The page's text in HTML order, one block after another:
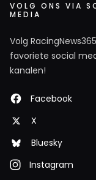
VOLG ONS VIA
MEDIA
Volg
favoriete social
kanalen!
Facebook
X
Bluesky
Instagram